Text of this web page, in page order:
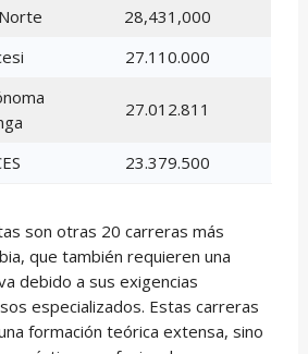
28,431,000
27.110.000
27.012.811
23.379.500
son otras 20 carreras más
que también requieren una
debido a sus exigencias
especializados. Estas carreras
formación teórica extensa, sino